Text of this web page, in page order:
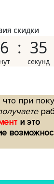
скидки
34
при
и это